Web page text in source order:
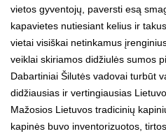
vietos gyventojų, paversti esą
kapavietes nutiesiant kelius ir
vietai visiškai netinkamus
veiklai skiriamos didžiulės sumos
Dabartiniai Šilutės vadovai turbūt
didžiausias ir vertingiausias
Mažosios Lietuvos tradicinių
kapinės buvo inventorizuotos,